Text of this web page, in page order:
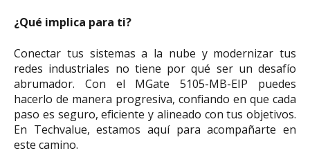
¿Qué implica para ti?
Conectar tus sistemas a la nube y modernizar tus
redes industriales no tiene por qué ser un desafío
abrumador. Con el MGate 5105-MB-EIP puedes
hacerlo de manera progresiva, confiando en que cada
paso es seguro, eficiente y alineado con tus objetivos.
En Techvalue, estamos aquí para acompañarte en
este camino.